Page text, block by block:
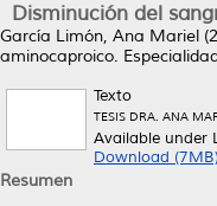
Disminución del
García Limón, Ana Mariel
aminocaproico.
Texto
TESIS DRA. ANA
Available under
Download (7MB)
Resumen